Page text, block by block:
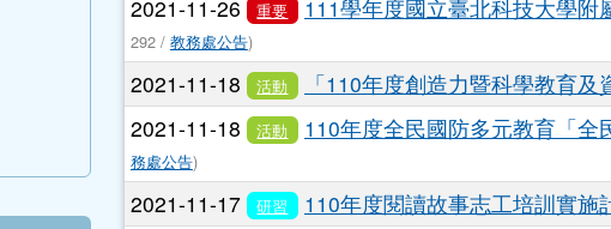
2021-11-26 重要 111學年度國立臺北科技大學
292 /教務處公告)
2021-11-18 活動 「110年度創造力暨科學教育及
2021-11-18 活動 110年度全民國防多元教育「
務處公告)
2021-11-17 研習 110年度閱讀故事志工培訓實施